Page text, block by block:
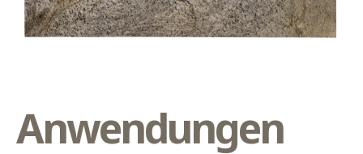
Anwendungen